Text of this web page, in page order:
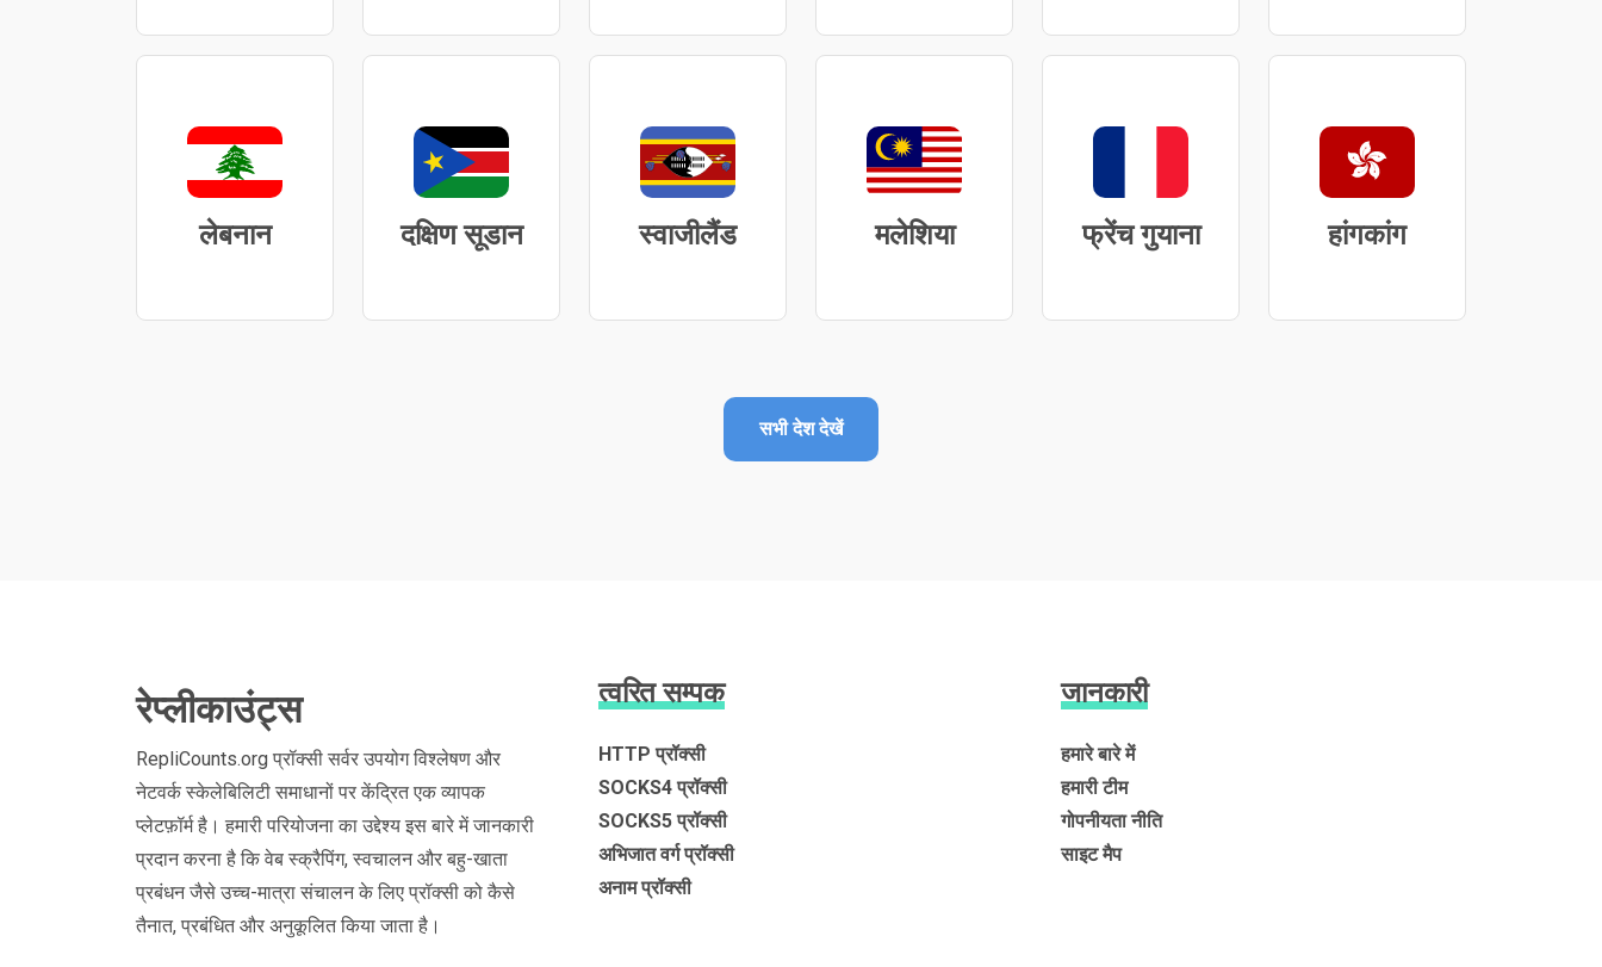
लेबनान दक्षिण सूडान स्वाजीलैंड मलेशिया फ्रेंच गुयाना हांगकांग
सभी देश देखें
रेप्लीकाउंट्स
RepliCounts.org प्रॉक्सी सर्वर उपयोग विश्लेषण और
नेटवर्क स्केलेबिलिटी समाधानों पर केंद्रित एक व्यापक
प्लेटफ़ॉर्म है। हमारी परियोजना का उद्देश्य इस बारे में जानकारी
प्रदान करना है कि वेब स्क्रैपिंग, स्वचालन और बहु-खाता
प्रबंधन जैसे उच्च-मात्रा संचालन के लिए प्रॉक्सी को कैसे
तैनात, प्रबंधित और अनुकूलित किया जाता है।
त्वरित सम्पक
HTTP प्रॉक्सी
SOCKS4 प्रॉक्सी
SOCKS5 प्रॉक्सी
अभिजात वर्ग प्रॉक्सी
अनाम प्रॉक्सी
जानकारी
हमारे बारे में
हमारी टीम
गोपनीयता नीति
साइट मैप